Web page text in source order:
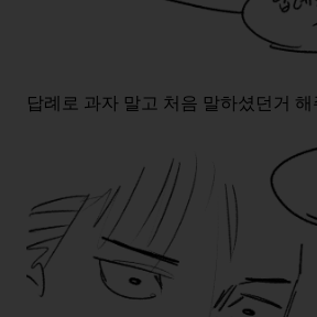
답례로 과자 말고 처음 말하셨던거 해